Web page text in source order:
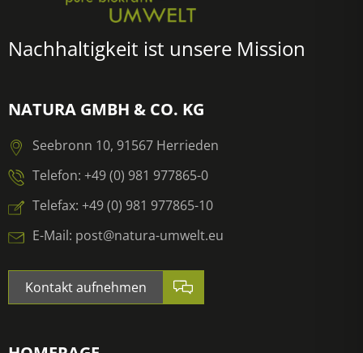
Nachhaltigkeit ist unsere Mission
NATURA GMBH & CO. KG
Seebronn 10, 91567 Herrieden
Telefon: +49 (0) 981 977865-0
Telefax: +49 (0) 981 977865-10
E-Mail: post@natura-umwelt.eu
Kontakt aufnehmen